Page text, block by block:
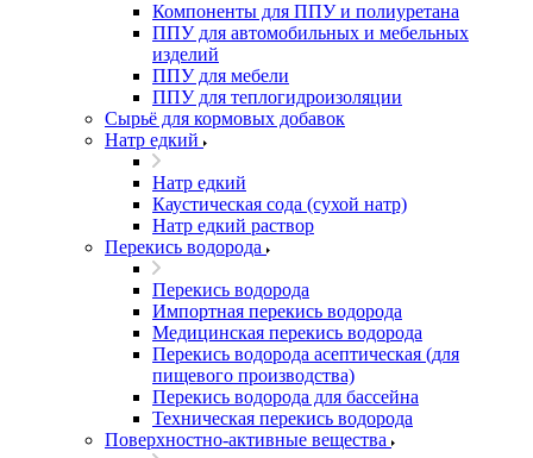
Компоненты для ППУ и полиуретана
ППУ для автомобильных и мебельных
изделий
ППУ для мебели
ППУ для теплогидроизоляции
Сырьё для кормовых добавок
Натр едкий
Натр едкий
Каустическая сода (сухой натр)
Натр едкий раствор
Перекись водорода
Перекись водорода
Импортная перекись водорода
Медицинская перекись водорода
Перекись водорода асептическая (для
пищевого производства)
Перекись водорода для бассейна
Техническая перекись водорода
Поверхностно-активные вещества